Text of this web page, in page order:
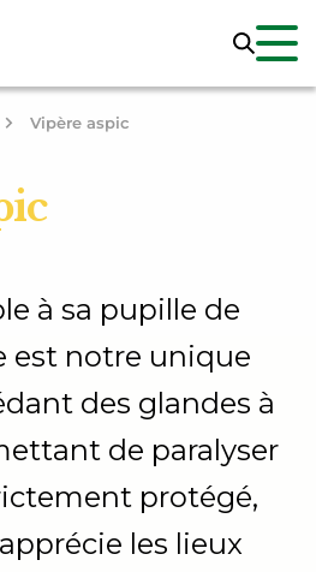
Vipère aspic
à sa pupille de
est notre unique
des glandes à
de paralyser
protégé,
les lieux